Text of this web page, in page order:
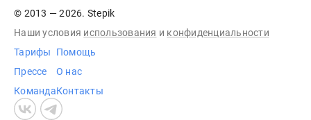
© 2013 — 2026. Stepik
Наши условия использования и конфиденциальности
Тарифы
Прессе
Команда
Помощь
О нас
Контакты